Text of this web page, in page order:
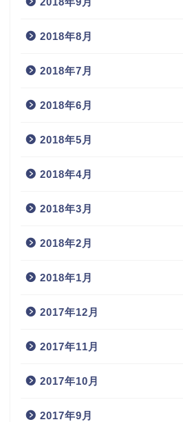
2018年8月
2018年7月
2018年6月
2018年5月
2018年4月
2018年3月
2018年2月
2018年1月
2017年12月
2017年11月
2017年10月
2017年9月